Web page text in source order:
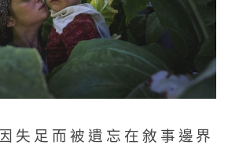
失足而被遺忘在敘事邊界